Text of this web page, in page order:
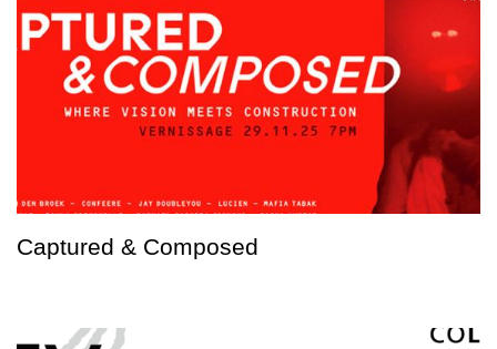
Captured & Composed